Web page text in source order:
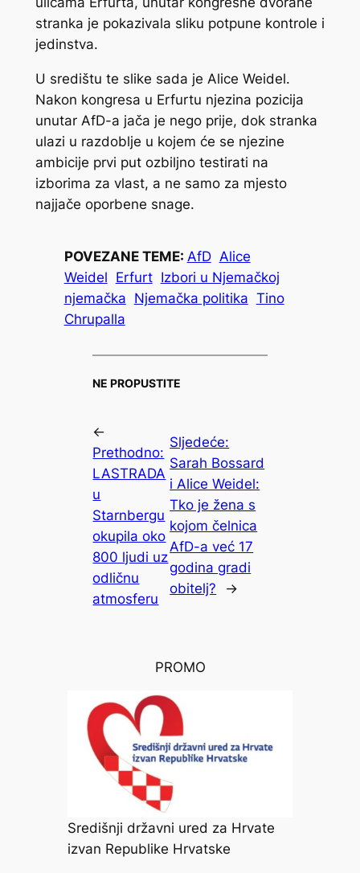
stranka je pokazivala sliku potpune kontrole i
jedinstva.
U središtu te slike sada je Alice Weidel.
Nakon kongresa u Erfurtu njezina pozicija
unutar AfD-a jača je nego prije, dok stranka
ulazi u razdoblje u kojem će se njezine
ambicije prvi put ozbiljno testirati na
izborima za vlast, a ne samo za mjesto
najjače oporbene snage.
POVEZANE TEME: AfD Alice
Weidel Erfurt Izbori u Njemačkoj
njemačka Njemačka politika Tino
Chrupalla
NE PROPUSTITE
←
Prethodno:
LASTRADA
u
Starnbergu
okupila oko
800 ljudi uz
odličnu
atmosferu
Sljedeće:
Sarah Bossard
i Alice Weidel:
Tko je žena s
kojom čelnica
AfD-a već 17
godina gradi
obitelj?
→
PROMO
Središnji državni ured za Hrvate
izvan Republike Hrvatske